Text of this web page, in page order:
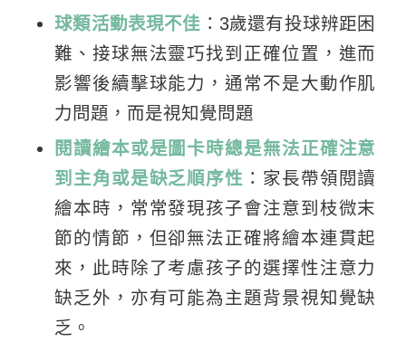
球類活動表現不佳 ：3歲還有投球辨距困
難、接球無法靈巧找到正確位置，進而
影響後續擊球能力，通常不是大動作肌
力問題，而是視知覺問題
閱讀繪本或是圖卡時總是無法正確注意
到主角或是缺乏順序性 ：家長帶領閱讀
繪本時，常常發現孩子會注意到枝微末
節的情節，但卻無法正確將繪本連貫起
來，此時除了考慮孩子的選擇性注意力
缺乏外，亦有可能為主題背景視知覺缺
乏。